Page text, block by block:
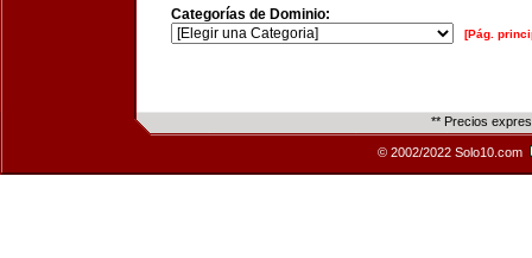
Categorías de Dominio:
[Pág.
** Precios
© 2002/2022 Solo10.com